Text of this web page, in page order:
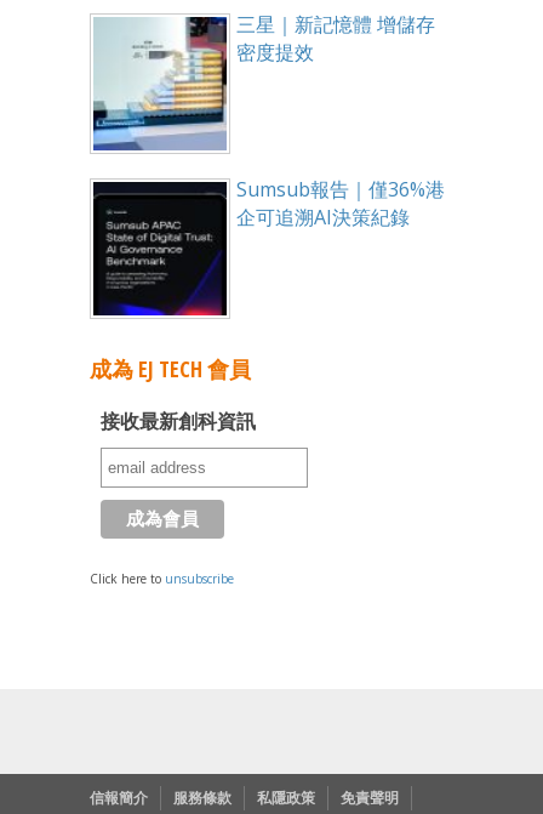
三星｜新記憶體 增儲存
密度提效
Sumsub報告｜僅36%港
企可追溯AI決策紀錄
成為 EJ TECH 會員
接收最新創科資訊
Click here to unsubscribe
信報簡介 服務條款 私隱政策
免責聲明